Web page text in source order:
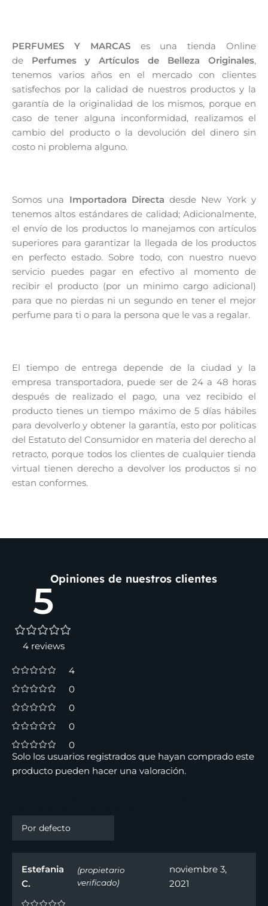
PERFUMES Y MARCASes una tienda Online
de Perfumes y Artículos de Belleza Originales,
tenemos varios años en el mercado con clientes
satisfechos por la calidad de nuestros productos y la
garantía de la originalidad de los mismos, porque en
caso de tener alguna inconformidad, realizamos el
cambio del producto o la devolución del dinero sin
costo ni problema alguno.
Somos una Importadora Directa desde New York y
tenemos altos estándares de calidad; Adicionalmente,
el envío de los productos lo manejamos con artículos
superiores para garantizar la llegada de los productos
en perfecto estado. Sobre todo, con nuestro nuevo
servicio puedes pagar en efectivo al momento de
recibir el producto (por un minimo cargo adicional)
para que no pierdas ni un segundo en tener el mejor
perfume para ti o para la persona que le vas a regalar.
El tiempo de entrega depende de la ciudad y la
empresa transportadora, puede ser de 24 a 48 horas
después de realizado el pago, una vez recibido el
producto tienes un tiempo máximo de 5 días hábiles
para devolverlo y obtener la garantía, esto por politicas
del Estatuto del Consumidor en materia del derecho al
retracto, porque todos los clientes de cualquier tienda
virtual tienen derecho a devolver los productos si no
estan conformes.
Opiniones de nuestros clientes
5
4 reviews
4
0
0
0
0
Estefania
C.
(propietario
verificado)
noviembre 3,
2021
Solo los usuarios registrados que hayan comprado este
producto pueden hacer una valoración.